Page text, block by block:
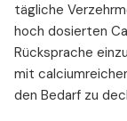
tägliche
hoch dosierten
Rücksprache
mit
den Bedarf zu